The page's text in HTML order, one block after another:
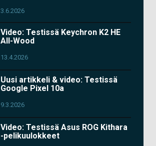
3.6.2026
Video: Testissä Keychron K2 HE
All-Wood
13.4.2026
Uusi artikkeli & video: Testissä
Google Pixel 10a
9.3.2026
Video: Testissä Asus ROG Kithara
-pelikuulokkeet